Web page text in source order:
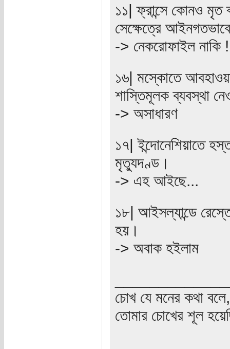
১১| ফ্রান্সে কোনও মৃত
সেক্ষেত্রে
-> নেকরোফাইল নাকি
১৬| মস্কোতে
শাস্তিমূলক ব্যবস্থা
-> অসাধারণ
১৭| ইন্দোনেশিয়াতে
মৃত্যুদণ্ড।
-> এহ আইছে...
১৮| আইসল্যান্ডে
হয়।
-> অবাক হইলাম
চোখ যে মনের কথা
তোমার চোখের শূল